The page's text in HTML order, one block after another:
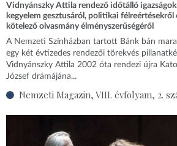
Vidnyánszky Attila rendező időtálló
kegyelem gesztusáról, politikai félreértésekről
kötelező olvasmány élményszerűségéről
A Nemzeti Színházban tartott Bánk bán
egy két évtizedes rendezői törekvés
Vidnyánszky Attila 2002 óta rendezi újra
József drámájána...
Nemzeti Magazin, VIII. évfolyam, 2.